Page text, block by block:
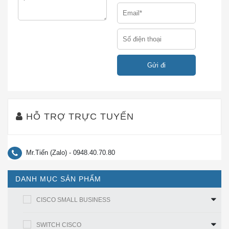
tính khả dụng của các ứng dụng quan trọng, bảo vệ
thông tin doanh nghiệp của bạn và tối ưu hóa băng
thông mạng để cung cấp thông tin và ứng dụng hỗ trợ
hiệu quả hơn. CBS350-8P-E-2G cung cấp những lợi
– Mã hóa Lớp cổng bảo mật nhúng (SSL) bảo vệ dữ
liệu quản lý di chuyển đến và đi từ công tắc.
– Hỗ trợ các ứng dụng bảo mật mạng nâng cao như
bảo mật cổng IEEE 802.1X giới hạn chặt chẽ quyền
truy cập vào các phân đoạn cụ thể trong mạng của
bạn. CBS350-8P-E-2G Xác thực dựa trên web cung
cấp một giao diện nhất quán để xác thực tất cả các
khai các máy khách IEEE 802.1X trên mỗi điểm cuối.
HỖ TRỢ TRỰC TUYẾN
Mr.Tiến (Zalo) - 0948.40.70.80
DANH MỤC SẢN PHẨM
CISCO SMALL BUSINESS
SWITCH CISCO